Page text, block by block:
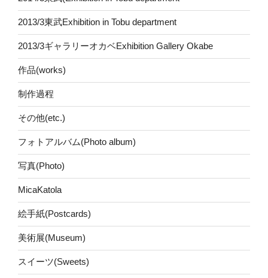
2013/3東武Exhibition in Tobu department
2013/3ギャラリーオカベExhibition Gallery Okabe
作品(works)
制作過程
その他(etc.)
フォトアルバム(Photo album)
写真(Photo)
MicaKatola
絵手紙(Postcards)
美術展(Museum)
スイーツ(Sweets)